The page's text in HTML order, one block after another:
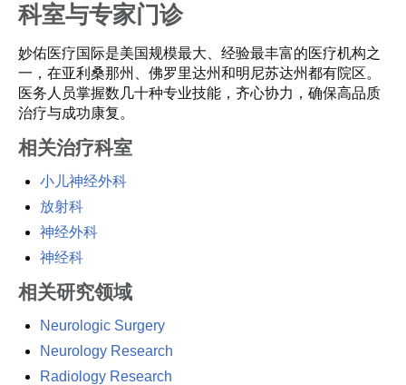
科室与专家门诊
妙佑医疗国际是美国规模最大、经验最丰富的医疗机构之
一，在亚利桑那州、佛罗里达州和明尼苏达州都有院区。
医务人员掌握数几十种专业技能，齐心协力，确保高品质
治疗与成功康复。
相关治疗科室
小儿神经外科
放射科
神经外科
神经科
相关研究领域
Neurologic Surgery
Neurology Research
Radiology Research